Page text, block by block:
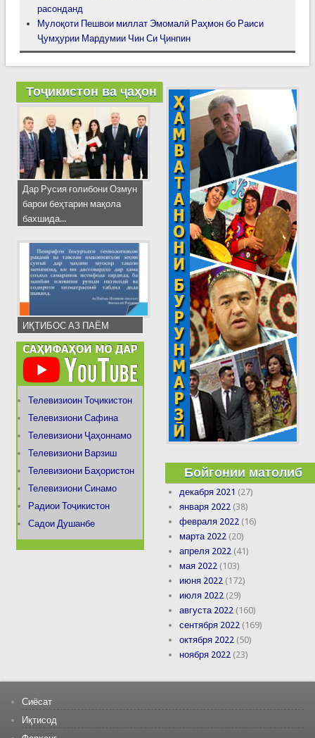
расонданд
Мулоқоти Пешвои миллат Эмомалӣ Раҳмон бо Раиси
Ҷумҳурии Мардумии Чин Си Ҷинпин
Тоҷикистон ва ҷаҳон
Дар Русия ғолибони Озмун
барои беҳтарин мақола
бахшида...
ИҚТИБОС АЗ ПАЁМ
Телевизиоин Тоҷикистон
Телевизиони Сафина
Телевизиони Ҷаҳоннамо
Телевизиони Варзиш
Телевизиони Баҳористон
Телевизиони Синамо
Радиои Тоҷикистон
Садои Душанбе
Бойгонии матолиб
декабря 2021 (27)
января 2022 (38)
февраля 2022 (16)
марта 2022 (20)
апреля 2022 (41)
мая 2022 (103)
июня 2022 (172)
июля 2022 (29)
августа 2022 (160)
сентября 2022 (169)
октября 2022 (50)
ноября 2022 (23)
Сиёсат
Иқтисод